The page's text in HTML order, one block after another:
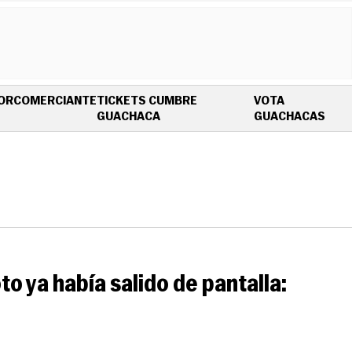
COMERCIANTETICKETS CUMBRE
GUACHACAOPENS IN NEW WINDOW
VOTA
GUACHACAS
ya había salido de pantalla: